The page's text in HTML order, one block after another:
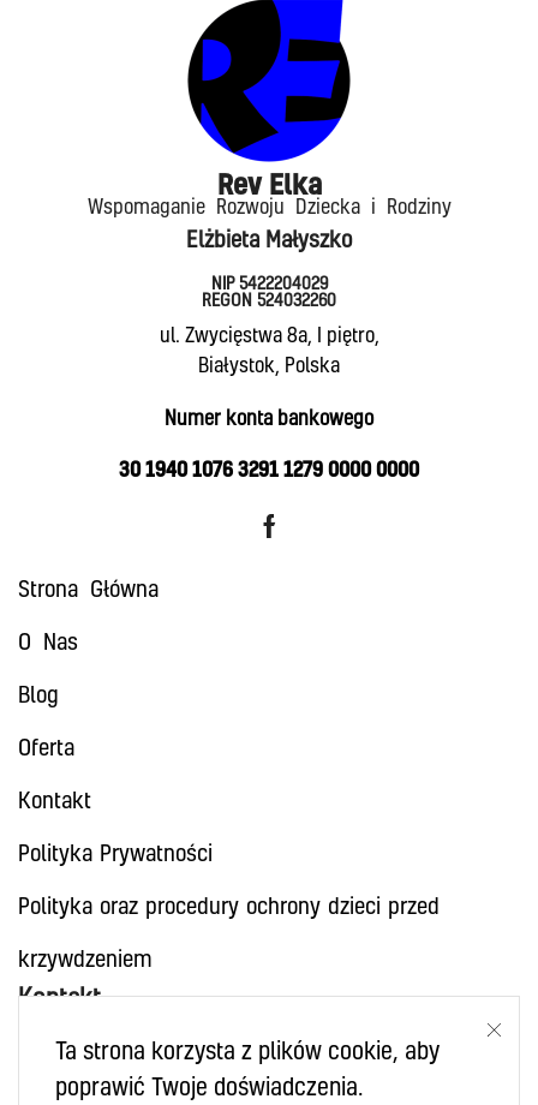
Ta strona korzysta z plików cookie, aby
poprawić Twoje doświadczenia.
Rev Elka​
Wspomaganie Rozwoju Dziecka i Rodziny
Elżbieta Małyszko
NIP 5422204029
REGON 524032260
ul. Zwycięstwa 8a, I piętro,
Białystok, Polska
Numer konta bankowego
30 1940 1076 3291 1279 0000 0000
Strona Główna
O Nas
Blog
Oferta
Kontakt
Polityka Prywatności
Polityka oraz procedury ochrony dzieci przed
krzywdzeniem
Kontakt
+48 502 229 023